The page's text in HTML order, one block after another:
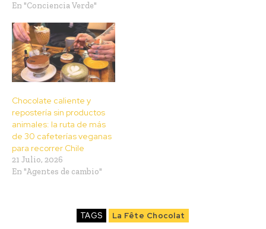
En "Conciencia Verde"
Chocolate caliente y
repostería sin productos
animales: la ruta de más
de 30 cafeterías veganas
para recorrer Chile
21 Julio, 2026
En "Agentes de cambio"
TAGS La Fête Chocolat